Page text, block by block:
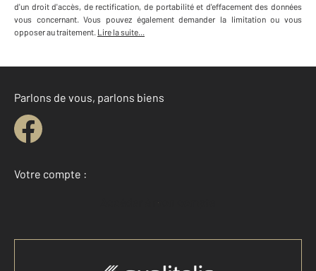
d'un droit d'accès, de rectification, de portabilité et d'effacement des données
vous concernant. Vous pouvez également demander la limitation ou vous
opposer au traitement. Lire la suite...
Parlons de vous, parlons biens
Votre compte :
Accéder à mon compte